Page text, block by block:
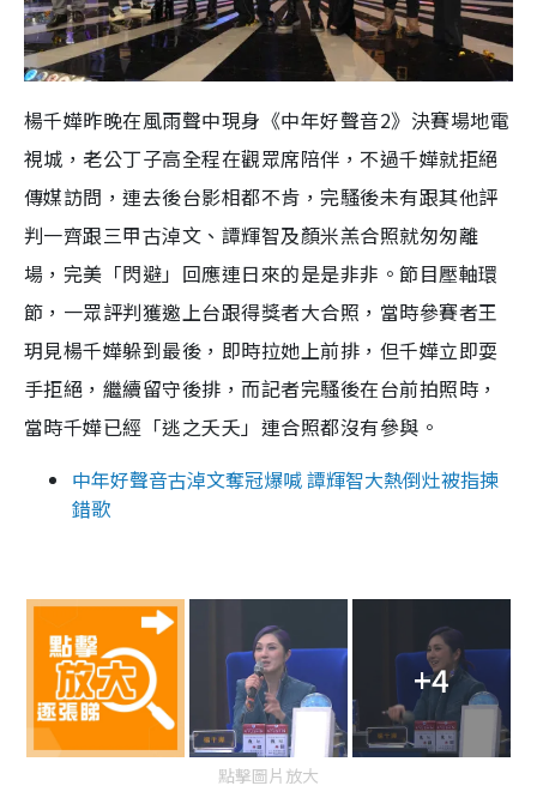
楊千嬅昨晚在風雨聲中現身《中年好聲音2》決賽場地電
視城，老公丁子高全程在觀眾席陪伴，不過千嬅就拒絕
傳媒訪問，連去後台影相都不肯，完騷後未有跟其他評
判一齊跟三甲古淖文、譚輝智及顏米羔合照就匆匆離
場，完美「閃避」回應連日來的是是非非。節目壓軸環
節，一眾評判獲邀上台跟得獎者大合照，當時參賽者王
玥見楊千嬅躲到最後，即時拉她上前排，但千嬅立即耍
手拒絕，繼續留守後排，而記者完騷後在台前拍照時，
當時千嬅已經「逃之夭夭」連合照都沒有參與。
中年好聲音古淖文奪冠爆喊 譚輝智大熱倒灶被指揀
錯歌
+4
點擊圖片放大